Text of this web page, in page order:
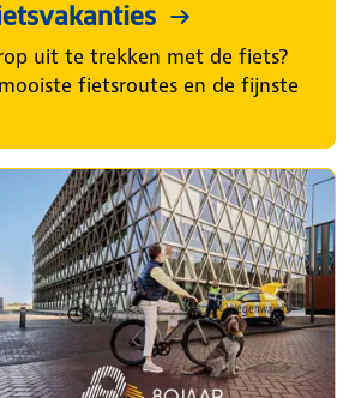
uit te trekken met de fiets?
fietsroutes en de fijnste